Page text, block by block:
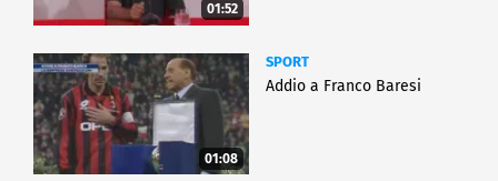
01:52
01:08
SPORT
Addio a Franco Baresi